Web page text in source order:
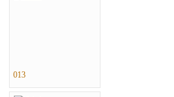
013